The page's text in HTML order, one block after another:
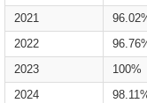
2021
2022
2023
100%
2024